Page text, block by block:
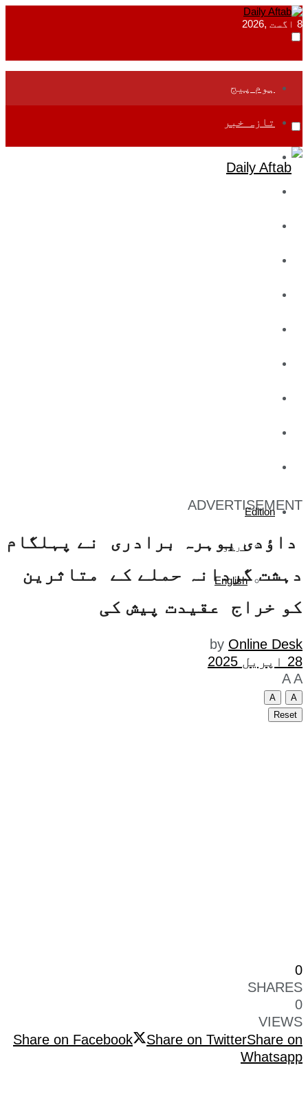
8 اگست ,2026
ہوم پیج
تازہ خبر
Edition
اردو
English
ADVERTISEMENT
داؤدی بوہرہ برادری نے پہلگام
دہشت گردانہ حملے کے متاثرین
کو خراج عقیدت پیش کی
by Online Desk
28 اپریل 2025
A A
A
A
Reset
0
SHARES
0
VIEWS
Share on Facebook
Share on TwitterShare on
Whatsapp